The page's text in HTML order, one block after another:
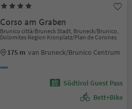
Corso am Graben
Brunico città/Bruneck Stadt, Bruneck/Brunico,
Dolomites Region Kronplatz/Plan de Corones
175 m van Bruneck/Brunico Centrum
Südtirol Guest Pass
Bett+Bike